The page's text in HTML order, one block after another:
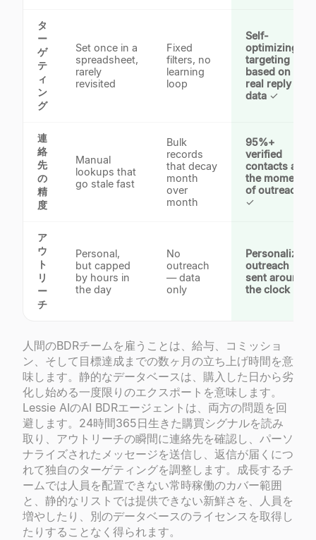
タ
ー
ゲ
テ
ィ
ン
グ
Set once in a
spreadsheet,
rarely
revisited
Fixed
filters, no
learning
loop
Self-
optimizing
targeting
based on
real reply
data ✓
連
絡
先
の
精
度
Manual
lookups that
go stale fast
Bulk
records
that decay
month
over
month
95%+
verified
contacts at
the moment
of outreach
✓
ア
ウ
ト
リ
ー
チ
Personal,
but capped
by hours in
the day
No
outreach
— data
only
Personalized
outreach
sent around
the clock✓
人間のBDRチームを雇うことは、給与、コミッショ
ン、そして目標達成までの数ヶ月の立ち上げ時間を意
味します。静的なデータベースは、購入した日から劣
化し始める一度限りのエクスポートを意味します。
Lessie AIのAI BDRエージェントは、両方の問題を回
避します。24時間365日生きた購買シグナルを読み
取り、アウトリーチの瞬間に連絡先を確認し、パーソ
ナライズされたメッセージを送信し、返信が届くにつ
れて独自のターゲティングを調整します。成長するチ
ームでは人員を配置できない常時稼働のカバー範囲
と、静的なリストでは提供できない新鮮さを、人員を
増やしたり、別のデータベースのライセンスを取得し
たりすることなく得られます。